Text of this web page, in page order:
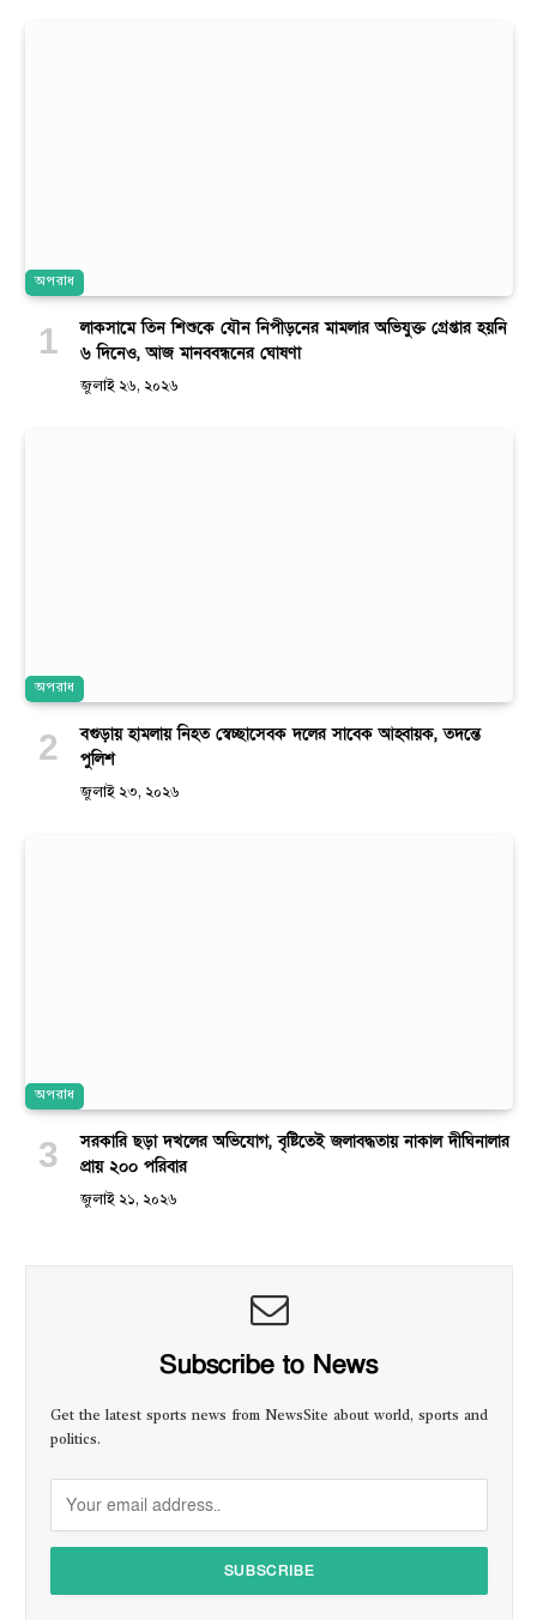
অপরাধ
লাকসামে তিন শিশুকে যৌন নিপীড়নের মামলার অভিযুক্ত গ্রেপ্তার হয়নি
৬ দিনেও, আজ মানববন্ধনের ঘোষণা
জুলাই ২৬, ২০২৬
অপরাধ
বগুড়ায় হামলায় নিহত স্বেচ্ছাসেবক দলের সাবেক আহ্বায়ক, তদন্তে
পুলিশ
জুলাই ২৩, ২০২৬
অপরাধ
সরকারি ছড়া দখলের অভিযোগ, বৃষ্টিতেই জলাবদ্ধতায় নাকাল দীঘিনালার
প্রায় ২০০ পরিবার
জুলাই ২১, ২০২৬
Subscribe to News
Get the latest sports news from NewsSite about world, sports and
politics.